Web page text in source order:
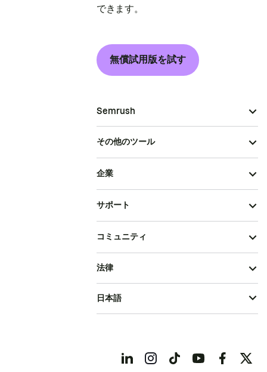
できます。
無償試用版を試す
Semrush
その他のツール
企業
サポート
コミュニティ
法律
日本語